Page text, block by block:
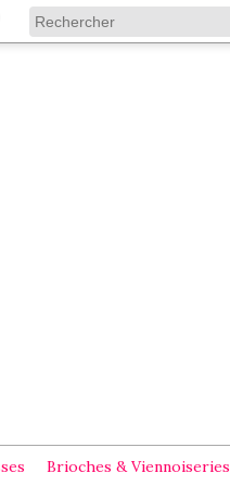
Brioches & Viennoiseries